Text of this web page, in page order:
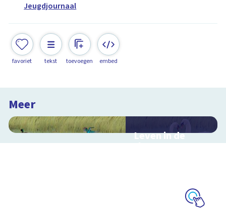
Jeugdjournaal
favoriet tekst toevoegen embed
Meer
Leven in de
sloot